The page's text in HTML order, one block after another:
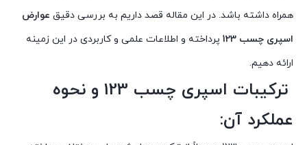
همراه داشته باشد. در این مقاله قصد داریم به بررسی دقیق عوارض
اسپری چسب 123
پرداخته و اطلاعات علمی و کاربردی در این زمینه
ارائه دهیم.
ترکیبات اسپری چسب 123 و نحوه
عملکرد آن: